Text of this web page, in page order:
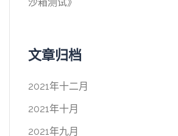
文章归档
2021年十二月
2021年十月
2021年九月